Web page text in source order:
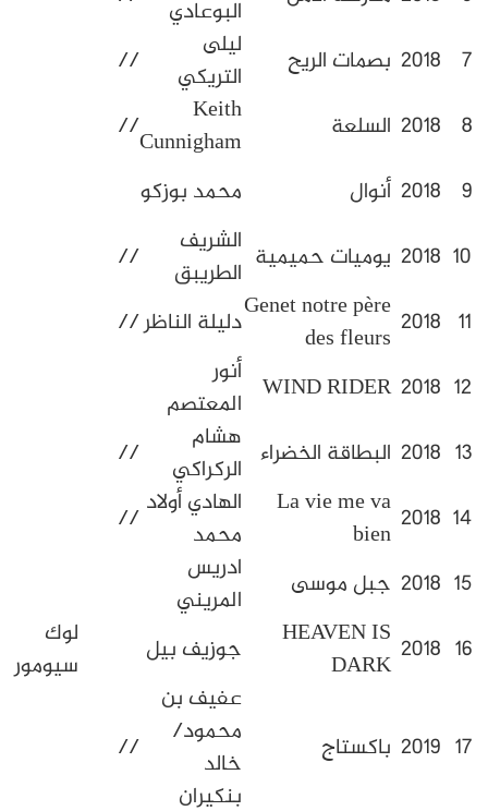
البوعادي
الريح
ليلى
التريكي
//
Keith
Cunnigham
//
حميمية الشريف
الطريبق
//
Genet notre
des
دليلة الناظر //
WIND أنور
المعتصم
الخضراء هشام
الركراكي
//
La vie me
الهادي أولاد
//
موسى
المريني
HEAVEN
جوزيف بيل
لوك
سيومور
محمود/
خالد
//